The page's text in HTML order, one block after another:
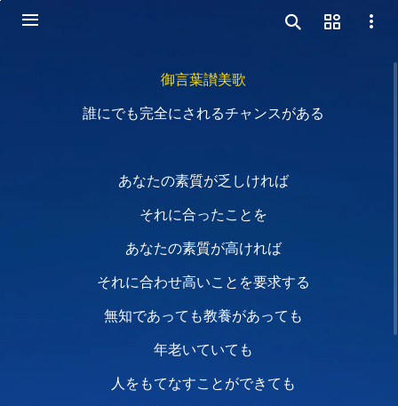
御言葉讃美歌
誰にでも完全にされるチャンスがある
あなたの素質が乏しければ
それに合ったことを
あなたの素質が高ければ
それに合わせ高いことを要求する
無知であっても教養があっても
年老いていても
人をもてなすことができても